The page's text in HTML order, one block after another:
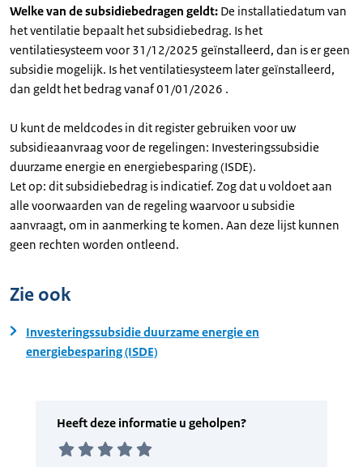
Welke van de subsidiebedragen geldt: De installatiedatum van
het ventilatie bepaalt het subsidiebedrag. Is het
ventilatiesysteem voor 31/12/2025 geïnstalleerd, dan is er geen
subsidie mogelijk. Is het ventilatiesysteem later geïnstalleerd,
dan geldt het bedrag vanaf 01/01/2026 .
U kunt de meldcodes in dit register gebruiken voor uw
subsidieaanvraag voor de regelingen: Investeringssubsidie
duurzame energie en energiebesparing (ISDE).
Let op: dit subsidiebedrag is indicatief. Zog dat u voldoet aan
alle voorwaarden van de regeling waarvoor u subsidie
aanvraagt, om in aanmerking te komen. Aan deze lijst kunnen
geen rechten worden ontleend.
Zie ook
Investeringssubsidie duurzame energie en
energiebesparing (ISDE)